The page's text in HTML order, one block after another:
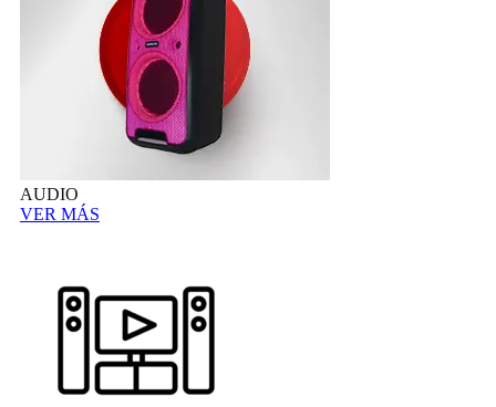
AUDIO
VER MÁS